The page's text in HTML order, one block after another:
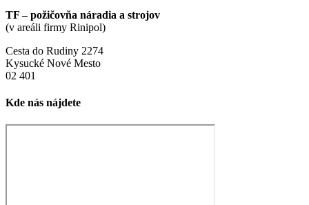
TF – požičovňa náradia a strojov
(v areáli firmy Rinipol)
Cesta do Rudiny 2274
Kysucké Nové Mesto
02 401
Kde nás nájdete